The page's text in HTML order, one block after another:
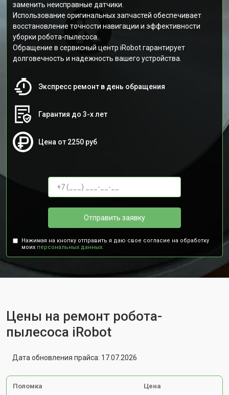
заменить неисправные датчики.
Использование оригинальных запчастей обеспечивает
восстановление точности навигации и эффективности
уборки робота-пылесоса.
Обращение в сервисный центр iRobot гарантирует
долговечность и надежность вашего устройства.
Экспресс ремонт в день обращения
Гарантия до 3-х лет
Цена от 2250 руб
Отправить заявку
Нажимая на кнопку отправить я даю свое согласие на обработку
моих персональных данных.
Цены на ремонт робота-
пылесоса iRobot
Дата обновления прайса: 17.07.2026
Поломка
Цена